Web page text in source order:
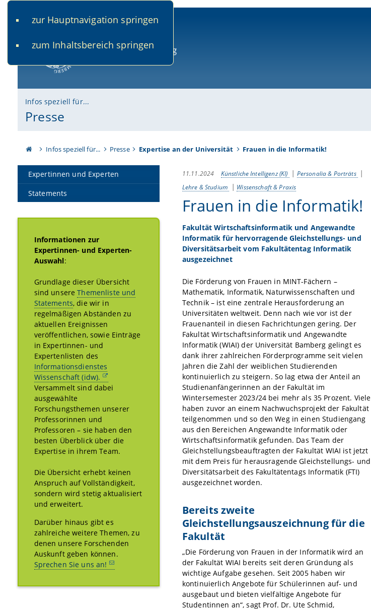
zur Hauptnavigation springen
zum Inhaltsbereich springen
Infos speziell für...
Presse
Infos speziell für... Presse Expertise an der Universität Frauen in die Informatik!
Expertinnen und Experten
Statements
Informationen zur
Expertinnen- und Experten-
Auswahl:
Grundlage dieser Übersicht
sind unsereThemenliste und
Statements, die wir in
regelmäßigen Abständen zu
aktuellen Ereignissen
veröffentlichen, sowie Einträge
in Expertinnen- und
Expertenlisten des
Informationsdienstes
Wissenschaft (idw).
Versammelt sind dabei
ausgewählte
Forschungsthemen unserer
Professorinnen und
Professoren – sie haben den
besten Überblick über die
Expertise in ihrem Team.
Die Übersicht erhebt keinen
Anspruch auf Vollständigkeit,
sondern wird stetig aktualisiert
und erweitert.
Darüber hinaus gibt es
zahlreiche weitere Themen, zu
denen unsere Forschenden
Auskunft geben können.
Sprechen Sie uns an!
11.11.2024 Künstliche Intelligenz (KI)
Personalia & Porträts
Lehre & Studium
Wissenschaft & Praxis
Frauen in die Informatik!
Fakultät Wirtschaftsinformatik und Angewandte
Informatik für hervorragende Gleichstellungs- und
Diversitätsarbeit vom Fakultätentag Informatik
ausgezeichnet
Die Förderung von Frauen in MINT-Fächern –
Mathematik, Informatik, Naturwissenschaften und
Technik – ist eine zentrale Herausforderung an
Universitäten weltweit. Denn nach wie vor ist der
Frauenanteil in diesen Fachrichtungen gering. Der
Fakultät Wirtschaftsinformatik und Angewandte
Informatik (WIAI) der Universität Bamberg gelingt es
dank ihrer zahlreichen Förderprogramme seit vielen
Jahren die Zahl der weiblichen Studierenden
kontinuierlich zu steigern. So lag etwa der Anteil an
Studienanfängerinnen an der Fakultät im
Wintersemester 2023/24 bei mehr als 35 Prozent. Viele
haben zuvor an einem Nachwuchsprojekt der Fakultät
teilgenommen und so den Weg in einen Studiengang
aus den Bereichen Angewandte Informatik oder
Wirtschaftsinformatik gefunden. Das Team der
Gleichstellungsbeauftragten der Fakultät WIAI ist jetzt
mit dem Preis für herausragende Gleichstellungs- und
Diversitätsarbeit des Fakultätentags Informatik (FTI)
ausgezeichnet worden.
Bereits zweite
Gleichstellungsauszeichnung für die
Fakultät
„Die Förderung von Frauen in der Informatik wird an
der Fakultät WIAI bereits seit deren Gründung als
wichtige Aufgabe gesehen. Seit 2005 haben wir
kontinuierlich Angebote für Schülerinnen auf- und
ausgebaut und bieten vielfältige Angebote für
Studentinnen an“, sagt Prof. Dr. Ute Schmid,